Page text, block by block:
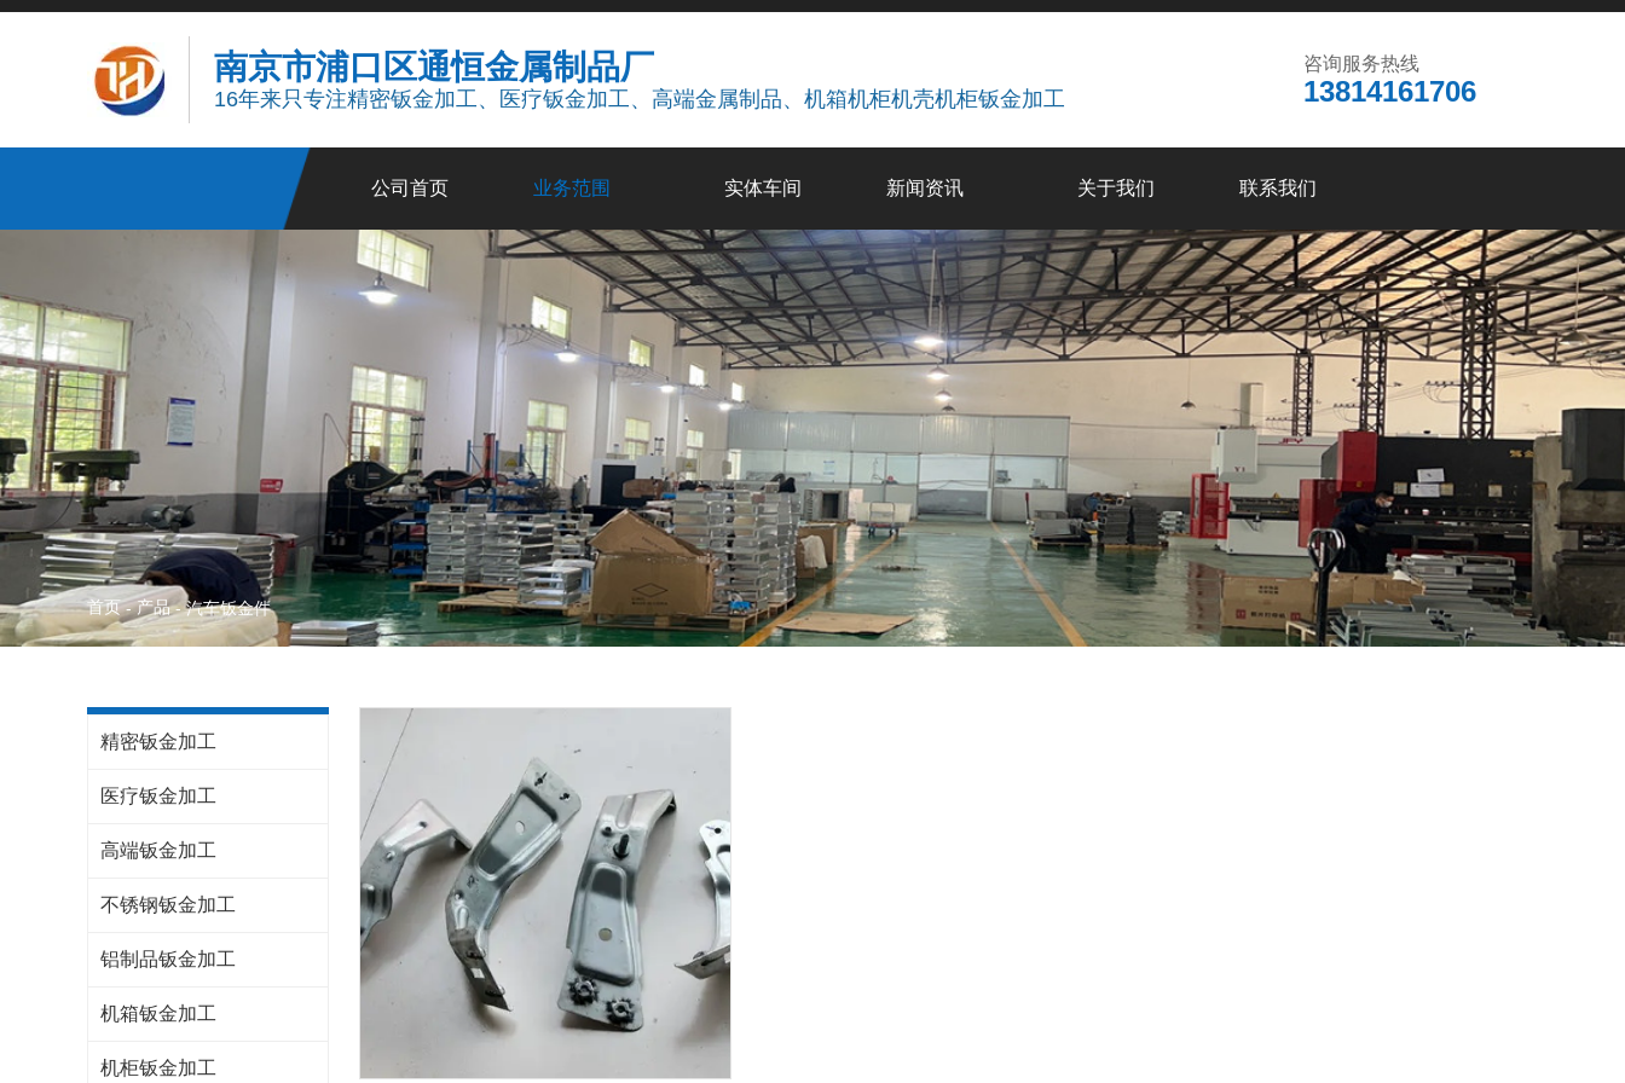
南京市浦口区通恒金属制品厂
16年来只专注精密钣金加工、医疗钣金加工、高端金属制品、机箱机柜机壳机柜钣金加工
咨询服务热线
13814161706
公司首页 业务范围 实体车间 新闻资讯 关于我们 联系我们
首页-产品 -汽车钣金件
精密钣金加工
医疗钣金加工
高端钣金加工
不锈钢钣金加工
铝制品钣金加工
机箱钣金加工
机柜钣金加工